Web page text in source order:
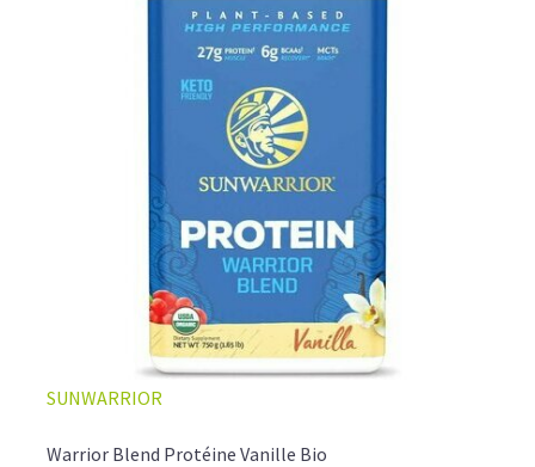
COMMENT LES UTILISER? QUEL DOSAGE?
Faciles et rapides à consommer, à diluer dans un shaker
boisson protéinéeou bien incorporées dans des
crêpes ou des pancakes, lesproteine vegetale en
deviendront vos alliées santé au quotidien, à
raison d'une à troisdoses par jour, associée à une
alimentation variée et équilibrée.
SUNWARRIOR
Warrior Blend Protéine Vanille Bio